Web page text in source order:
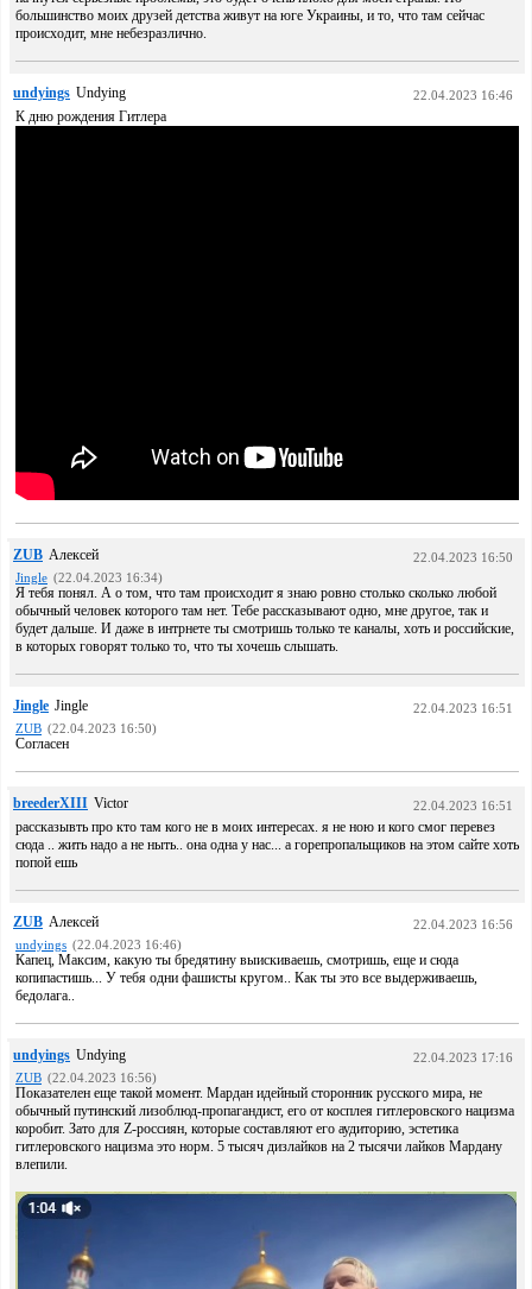
большинство моих друзей детства живут на юге Украины, и то, что там сейчас
происходит, мне небезразлично.
undyings Undying 22.04.2023 16:46
К дню рождения Гитлера
ZUB Алексей
22.04.2023 16:50
Jingle (22.04.2023 16:34)
Я тебя понял. А о том, что там происходит я знаю ровно столько сколько любой
обычный человек которого там нет. Тебе рассказывают одно, мне другое, так и
будет дальше. И даже в интрнете ты смотришь только те каналы, хоть и российские,
в которых говорят только то, что ты хочешь слышать.
Jingle Jingle
22.04.2023 16:51
ZUB (22.04.2023 16:50)
Согласен
breederXIII Victor 22.04.2023 16:51
рассказывть про кто там кого не в моих интересах. я не ною и кого смог перевез
сюда .. жить надо а не ныть.. она одна у нас... а горепропальщиков на этом сайте хоть
попой ешь
ZUB Алексей
22.04.2023 16:56
undyings (22.04.2023 16:46)
Капец, Максим, какую ты бредятину выискиваешь, смотришь, еще и сюда
копипастишь... У тебя одни фашисты кругом.. Как ты это все выдерживаешь,
бедолага..
undyings Undying
22.04.2023 17:16
ZUB (22.04.2023 16:56)
Показателен еще такой момент. Мардан идейный сторонник русского мира, не
обычный путинский лизоблюд-пропагандист, его от косплея гитлеровского нацизма
коробит. Зато для Z-россиян, которые составляют его аудиторию, эстетика
гитлеровского нацизма это норм. 5 тысяч дизлайков на 2 тысячи лайков Мардану
влепили.